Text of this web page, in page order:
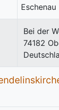
Bei der
74182